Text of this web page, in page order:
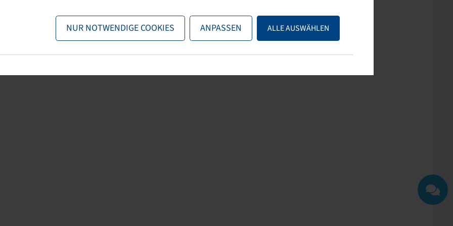
NUR NOTWENDIGE COOKIES ANPASSEN ALLE AUSWÄHLEN
zurück zur Startseite, die Suchfunktionen des Shops nutzen oder uns
direkt kontaktieren.
Tel.: +43 7221/72411–0